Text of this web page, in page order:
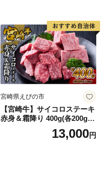
宮崎県えびの市
【宮崎牛】サイコロステーキ
赤身＆霜降り 400g(各200g×
１P 計2P) 真空パック 冷凍
13,000円